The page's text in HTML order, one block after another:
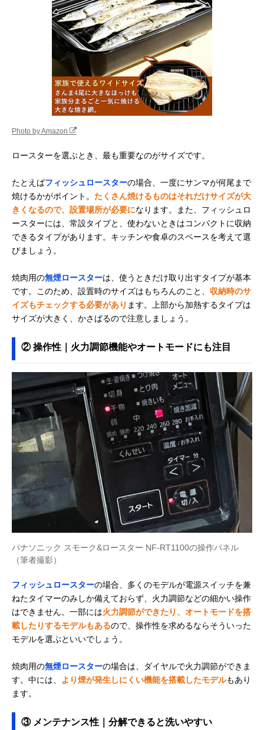
Photo by Amazon
ロースターを選ぶとき、最も重要なのがサイズです。
たとえばフィッシュロースターの場合、一度にサンマが何尾まで
焼けるかがポイント。 たくさん焼けるものはそれだけサイズが大
きくなるので、設置場所が必要になります。また、フィッシュロ
ースターには、常設タイプと、使わないときはコンパクトに収納
できるタイプがあります。キッチンや食卓のスペースを考えて選
びましょう。
焼肉用の無煙ロースターは、使うときだけ取り出すタイプが基本
です。このため、設置時のサイズはもちろんのこと、 収納時のサ
イズもチェックする必要があり ます。上部から加熱するタイプは
サイズが大きく、かさばるので注意しましょう。
② 操作性｜火力調節機能やオートモードにも注目
パナソニック スモーク&ロースター NF-RT1100の操作パネル
（筆者撮影）
フィッシュロースターの場合、多くのモデルが電源スイッチを兼
ねたタイマーのみしか備えておらず、火力調節などの細かい操作
はできません。一部には火力調節ができたり、オートモードを搭
載したりするモデルもあるので、操作性を求めるならそういった
モデルを選ぶといいでしょう。
焼肉用の無煙ロースターの場合は、ダイヤルで火力調節ができま
す。中には、
より煙が発生しにくい機能を搭載したモデルもあり
ます。
③ メンテナンス性｜分解できると洗いやすい